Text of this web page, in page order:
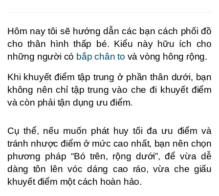
Hôm nay tôi sẽ hướng dẫn các bạn cách phối đồ
cho thân hình thấp bé. Kiểu này hữu ích cho
những người có bắp chân to và vòng hông rộng.
Khi khuyết điểm tập trung ở phần thân dưới, bạn
không nên chỉ tập trung vào che đi khuyết điểm
và còn phải tận dụng ưu điểm.
Cụ thể, nếu muốn phát huy tối đa ưu điểm và
tránh nhược điểm ở mức cao nhất, bạn nên chọn
phương pháp “Bó trên, rộng dưới”, để vừa dễ
dàng tôn lên vóc dáng cao ráo, vừa che giấu
khuyết điểm một cách hoàn hảo.